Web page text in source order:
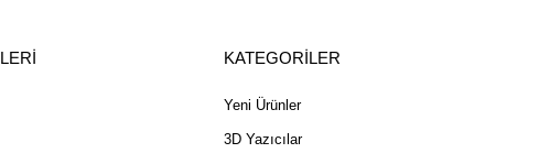
KATEGORİLER
Yeni Ürünler
3D Yazıcılar